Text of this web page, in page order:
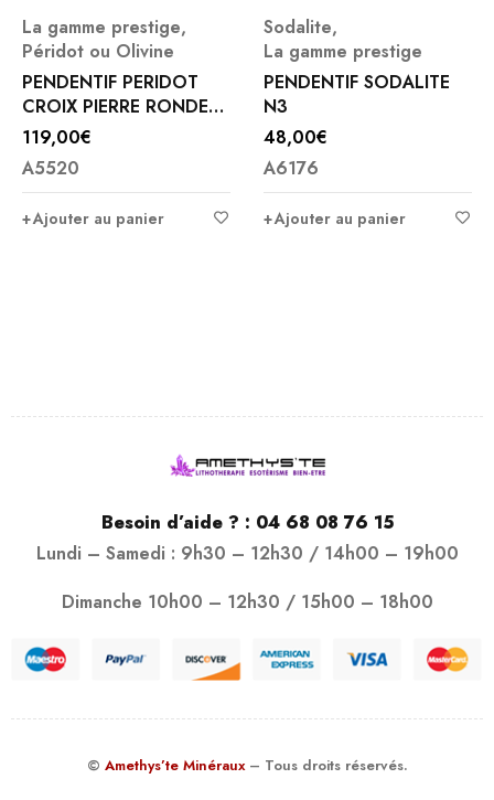
La gamme prestige,
Péridot ou Olivine
PENDENTIF PERIDOT
CROIX PIERRE RONDE
GM
119,00€
A5520
Ajouter au panier
Sodalite,
La gamme prestige
PENDENTIF SODALITE
N3
48,00€
A6176
Ajouter au panier
Besoin d’aide ? : 04 68 08 76 15
Lundi – Samedi : 9h30 – 12h30 / 14h00 – 19h00
Dimanche 10h00 – 12h30 / 15h00 – 18h00
© Amethys’te Minéraux – Tous droits réservés.